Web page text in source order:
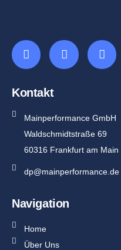
Kontakt
Mainperformance GmbH
Waldschmidtstraße 69
60316 Frankfurt am Main
dp@mainperformance.de
Navigation
Home
Über Uns